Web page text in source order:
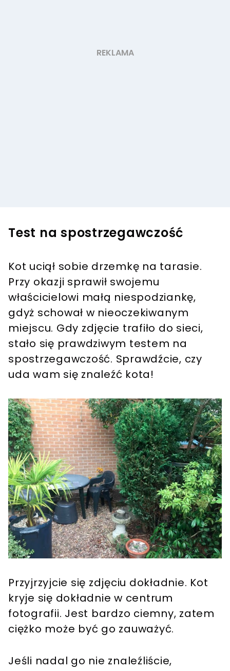
Test na spostrzegawczość
Kot uciął sobie drzemkę na tarasie.
Przy okazji sprawił swojemu
właścicielowi małą niespodziankę,
gdyż schował w nieoczekiwanym
miejscu. Gdy zdjęcie trafiło do sieci,
stało się prawdziwym testem na
spostrzegawczość. Sprawdźcie, czy
uda wam się znaleźć kota!
Przyjrzyjcie się zdjęciu dokładnie. Kot
kryje się dokładnie w centrum
fotografii. Jest bardzo ciemny, zatem
ciężko może być go zauważyć.
Jeśli nadal go nie znaleźliście,